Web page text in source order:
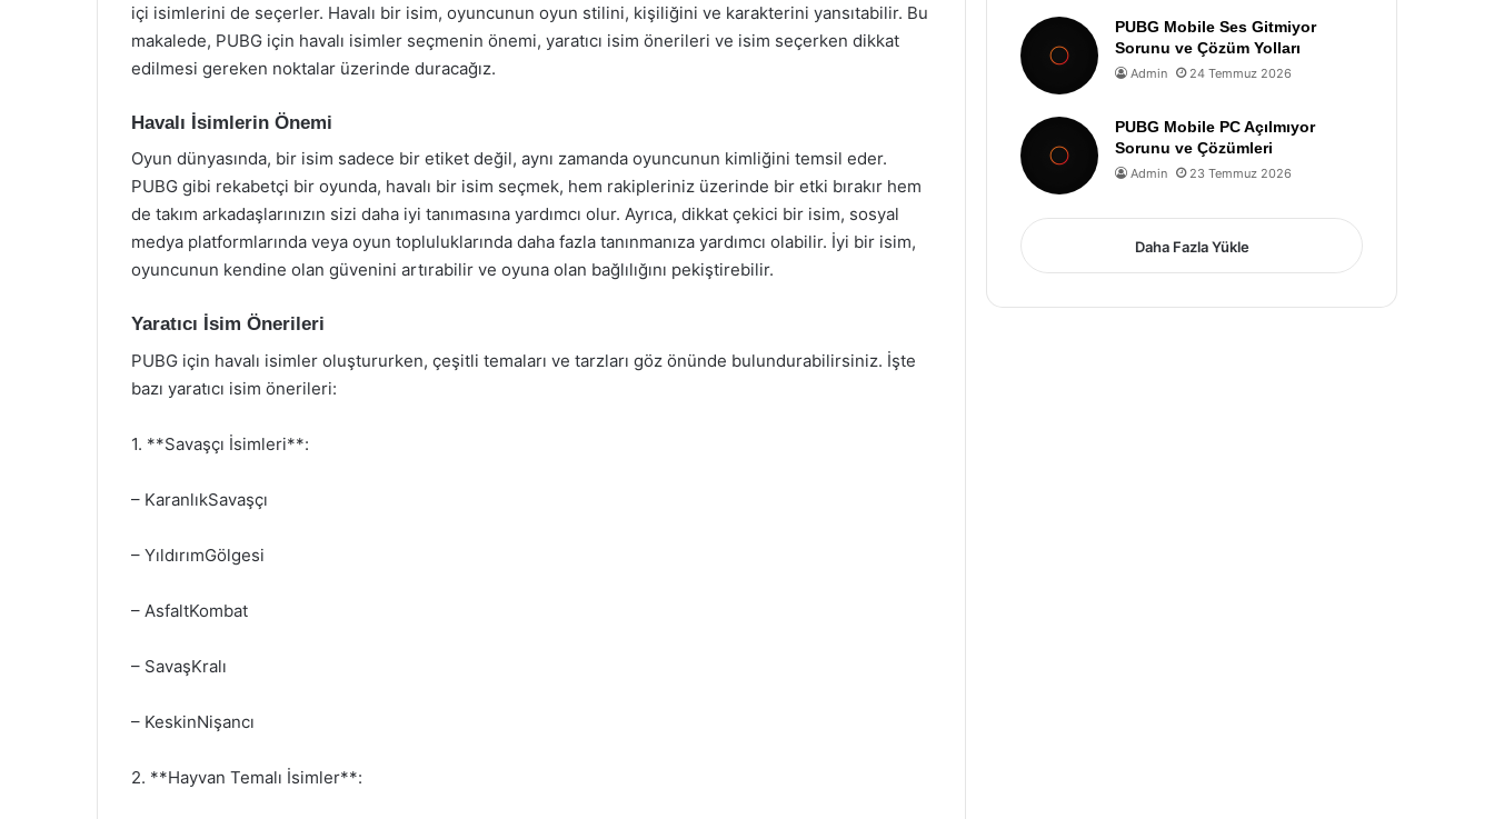
içi isimlerini de seçerler. Havalı bir isim, oyuncunun oyun stilini, kişiliğini ve karakterini yansıtabilir. Bu
makalede, PUBG için havalı isimler seçmenin önemi, yaratıcı isim önerileri ve isim seçerken dikkat
edilmesi gereken noktalar üzerinde duracağız.
Havalı İsimlerin Önemi
Oyun dünyasında, bir isim sadece bir etiket değil, aynı zamanda oyuncunun kimliğini temsil eder.
PUBG gibi rekabetçi bir oyunda, havalı bir isim seçmek, hem rakipleriniz üzerinde bir etki bırakır hem
de takım arkadaşlarınızın sizi daha iyi tanımasına yardımcı olur. Ayrıca, dikkat çekici bir isim, sosyal
medya platformlarında veya oyun topluluklarında daha fazla tanınmanıza yardımcı olabilir. İyi bir isim,
oyuncunun kendine olan güvenini artırabilir ve oyuna olan bağlılığını pekiştirebilir.
Yaratıcı İsim Önerileri
PUBG için havalı isimler oluştururken, çeşitli temaları ve tarzları göz önünde bulundurabilirsiniz. İşte
bazı yaratıcı isim önerileri:
1. **Savaşçı İsimleri**:
– KaranlıkSavaşçı
– YıldırımGölgesi
– AsfaltKombat
– SavaşKralı
– KeskinNişancı
2. **Hayvan Temalı İsimler**:
PUBG Mobile Ses Gitmiyor
Sorunu ve Çözüm Yolları
Admin 24 Temmuz 2026
PUBG Mobile PC Açılmıyor
Sorunu ve Çözümleri
Admin 23 Temmuz 2026
Daha Fazla Yükle